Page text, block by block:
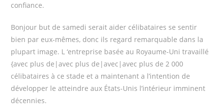
confiance.
Bonjour but de samedi serait aider célibataires se sentir
bien par eux-mêmes, donc ils regard remarquable dans la
plupart image. L ‘entreprise basée au Royaume-Uni travaillé
{avec plus de|avec plus de|avec|avec plus de 2 000
célibataires à ce stade et a maintenant a l’intention de
développer le atteindre aux États-Unis l’intérieur imminent
décennies.